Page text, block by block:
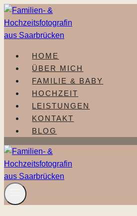
Zum
Inhalt
springen
HOME
ÜBER MICH
FAMILIE & BABY
HOCHZEIT
LEISTUNGEN
KONTAKT
BLOG